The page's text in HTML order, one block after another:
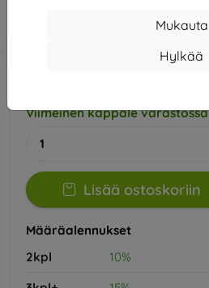
Mukauta
Hylkää
Viimeinen kappale varastossa
Lisää ostoskoriin
Määräalennukset
2kpl
10%